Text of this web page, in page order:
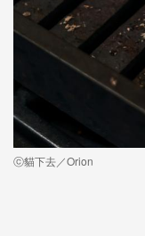
ⓒ貓下去／Orion